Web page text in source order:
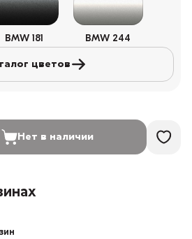
BMW 181 BMW 244
цветов
Нет в наличии